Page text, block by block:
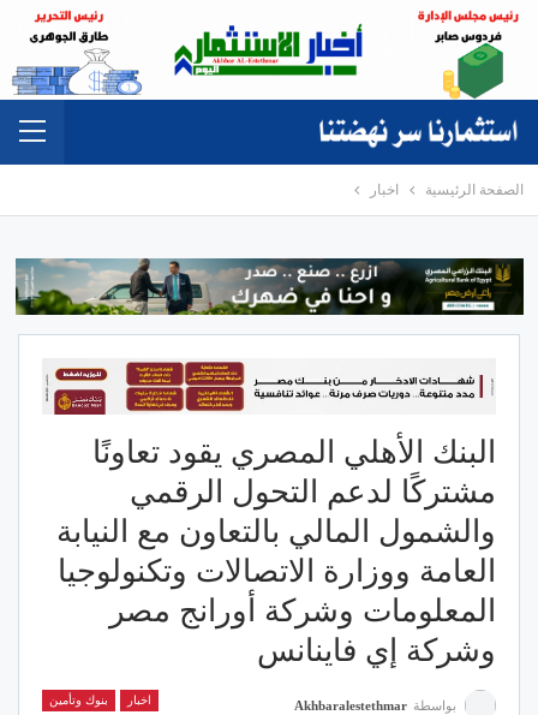
الصفحة الرئيسية اخبار
البنك الأهلي المصري يقود تعاونًا
مشتركًا لدعم التحول الرقمي
والشمول المالي بالتعاون مع النيابة
العامة ووزارة الاتصالات وتكنولوجيا
المعلومات وشركة أورانج مصر
وشركة إي فاينانس
اخبار بنوك وتأمين بواسطة Akhbaralestethmar